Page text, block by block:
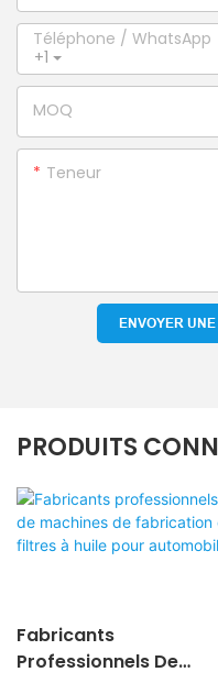
+1
Téléphone / WhatsApp
MOQ
Teneur
ENVOYER
PRODUITS
Fabricants
Professionnels De